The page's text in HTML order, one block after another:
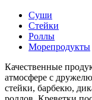
Суши
Стейки
Роллы
Морепродукты
Качественные
атмосфере с
стейки, барбекю,